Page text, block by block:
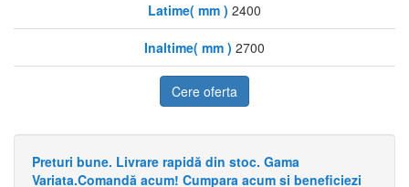
Latime( mm ) 2400
Inaltime( mm ) 2700
Cere oferta
Preturi bune. Livrare rapidă din stoc. Gama
Variata.Comandă acum! Cumpara acum si beneficiezi